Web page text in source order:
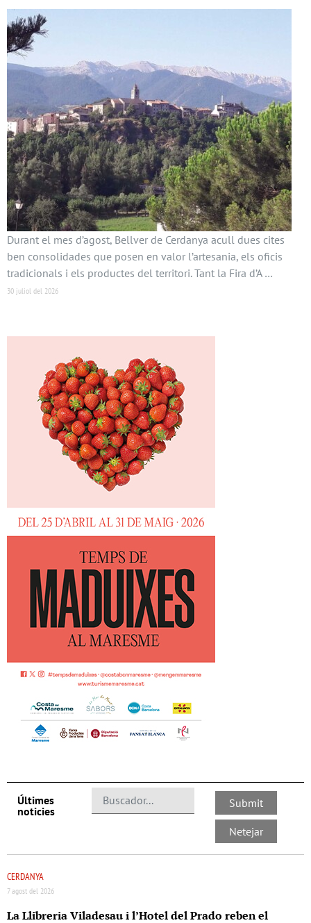
Durant el mes d’agost, Bellver de Cerdanya acull dues cites
ben consolidades que posen en valor l’artesania, els oficis
tradicionals i els productes del territori. Tant la Fira d’A …
30 juliol del 2026
Últimes
noticies
CERDANYA
7 agost del 2026
La Llibreria Viladesau i l’Hotel del Prado reben el